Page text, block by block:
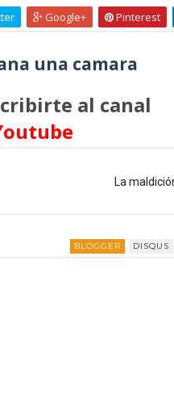
Google+ Pinterest
una camara
al canal
La
BLOGGER DISQUS